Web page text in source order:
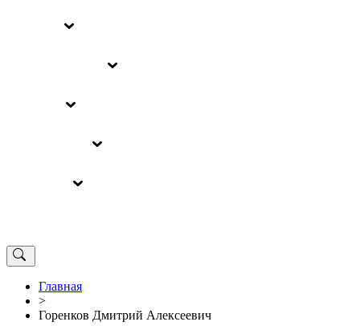
Главная
>
Горенков Дмитрий Алексеевич